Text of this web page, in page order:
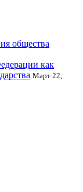
общества
как
Март 22,